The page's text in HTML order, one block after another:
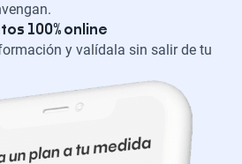
100% online
y valídala sin salir de tu